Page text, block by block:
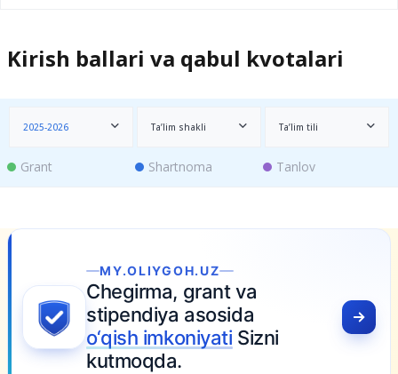
Kirish ballari va qabul kvotalari
2025-2026 Ta’lim shakli Ta’lim tili
Grant Shartnoma Tanlov
MY.OLIYGOH.UZ
Chegirma, grant va
stipendiya asosida
o‘qish imkoniyati Sizni
kutmoqda.